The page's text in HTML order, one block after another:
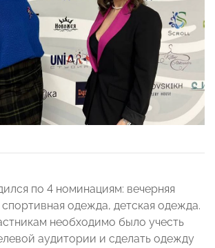
по 4 номинациям: вечерняя
одежда, детская одежда.
необходимо было учесть
аудитории и сделать одежду